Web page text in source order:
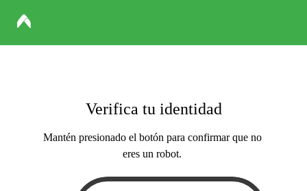
Verifica tu identidad
Mantén presionado el botón para confirmar que no
eres un robot.